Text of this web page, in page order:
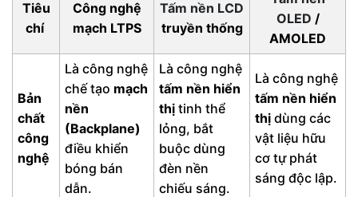
Tiêu
chí
Công nghệ
mạch LTPS
Tấm nền LCD
truyền thống
OLED /
AMOLED
Bản
chất
công
nghệ
Là công nghệ
chế tạo mạch
nền
(Backplane)
điều khiển
bóng bán
dẫn.
Là công nghệ
tấm nền hiển
thị tinh thể
lỏng, bắt
buộc dùng
đèn nền
chiếu sáng.
Là công nghệ
tấm nền hiển
thị dùng các
vật liệu hữu
cơ tự phát
sáng độc lập.